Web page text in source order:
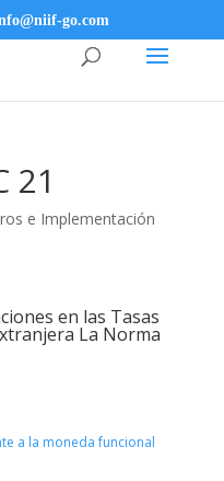
go.com
21
e Implementación
en las Tasas
La Norma
a la moneda funcional